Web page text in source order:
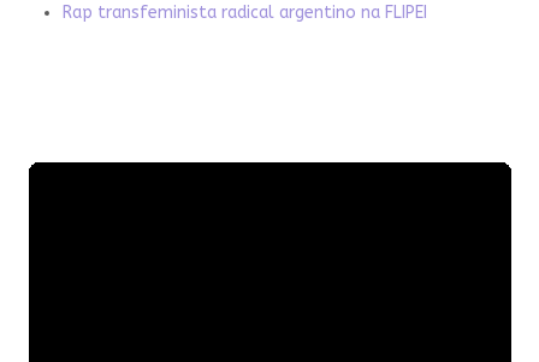
Rap transfeminista radical argentino na FLIPEI